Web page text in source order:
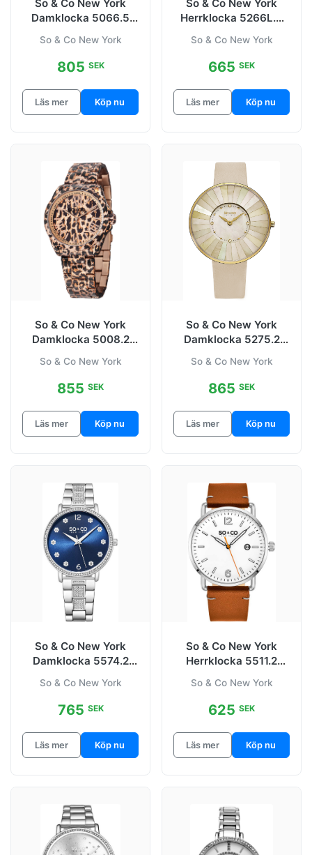
So & Co New York
Damklocka 5066.5
mm
So & Co New York
805 SEK
Läs mer Köp nu
So & Co New York
Herrklocka 5266L.3
Ø42 mm
So & Co New York
665 SEK
Läs mer Köp nu
So & Co New York
Damklocka 5008.2
So & Co New York
855 SEK
Läs mer Köp nu
So & Co New York
Damklocka 5275.2
Ø38 mm
So & Co New York
865 SEK
Läs mer Köp nu
So & Co New York
Damklocka 5574.2
mm
So & Co New York
765 SEK
Läs mer Köp nu
So & Co New York
Herrklocka 5511.2
Ø38 mm
So & Co New York
625 SEK
Läs mer Köp nu